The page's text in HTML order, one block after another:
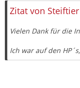
Zitat von Steiftier
Vielen Dank für die
Ich war auf den